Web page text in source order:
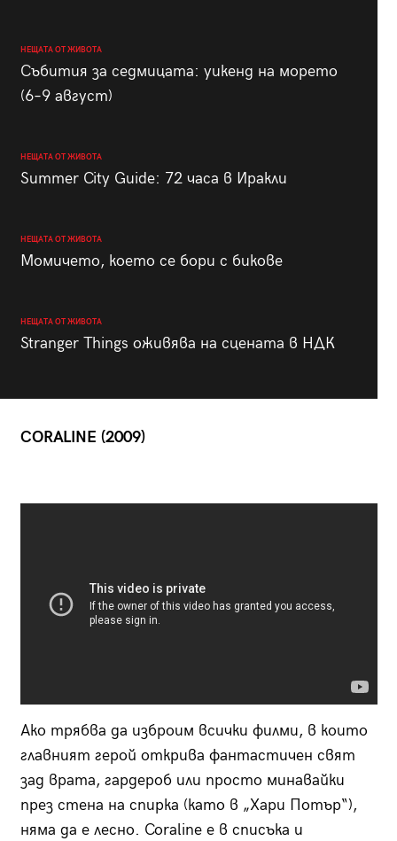
НЕЩАТА ОТ ЖИВОТА
Събития за седмицата: уикенд на морето
(6–9 август)
НЕЩАТА ОТ ЖИВОТА
Summer City Guide: 72 часа в Иракли
НЕЩАТА ОТ ЖИВОТА
Момичето, което се бори с бикове
НЕЩАТА ОТ ЖИВОТА
Stranger Things оживява на сцената в НДК
CORALINE (2009)
Ако трябва да изброим всички филми, в които
главният герой открива фантастичен свят
зад врата, гардероб или простo минавайки
през стена на спирка (като в „Хари Потър“),
няма да е лесно. Coraline е в списъка и